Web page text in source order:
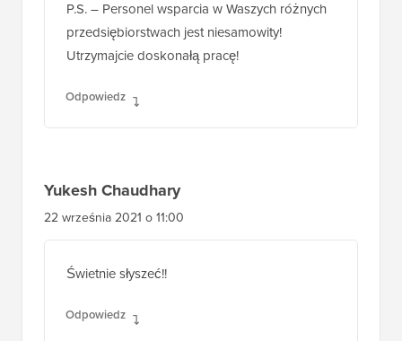
P.S. – Personel wsparcia w Waszych różnych
przedsiębiorstwach jest niesamowity!
Utrzymajcie doskonałą pracę!
Odpowiedz
Yukesh Chaudhary
22 września 2021 o 11:00
Świetnie słyszeć!!
Odpowiedz